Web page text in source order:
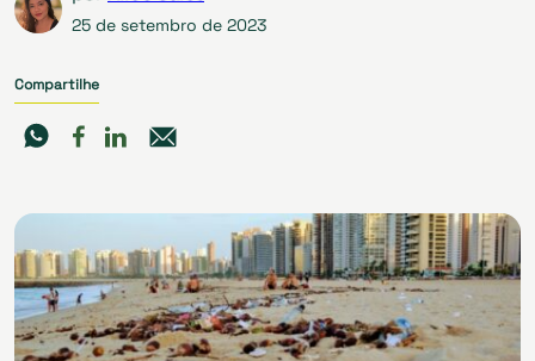
25 de setembro de 2023
Compartilhe